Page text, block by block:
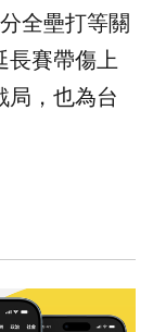
全壘打等關
長賽帶傷上
局，也為台